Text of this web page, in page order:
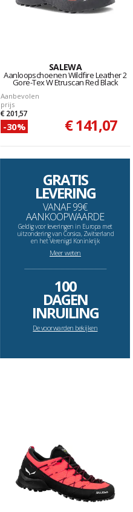
SALEWA
Aanloopschoenen Wildfire Leather 2
Gore-Tex W Etruscan Red Black
Aanbevolen
prijs
€ 201,57
-30% € 141,07
GRATIS
LEVERING
VANAF 99€
AANKOOPWAARDE
Geldig voor leveringen in Europa met
uitzondering van Corsica, Zwitserland
en het Verenigd Koninkrijk
Meer weten
--------------------------------------------------------------------
100
DAGEN
INRUILING
De voorwarden bekijken